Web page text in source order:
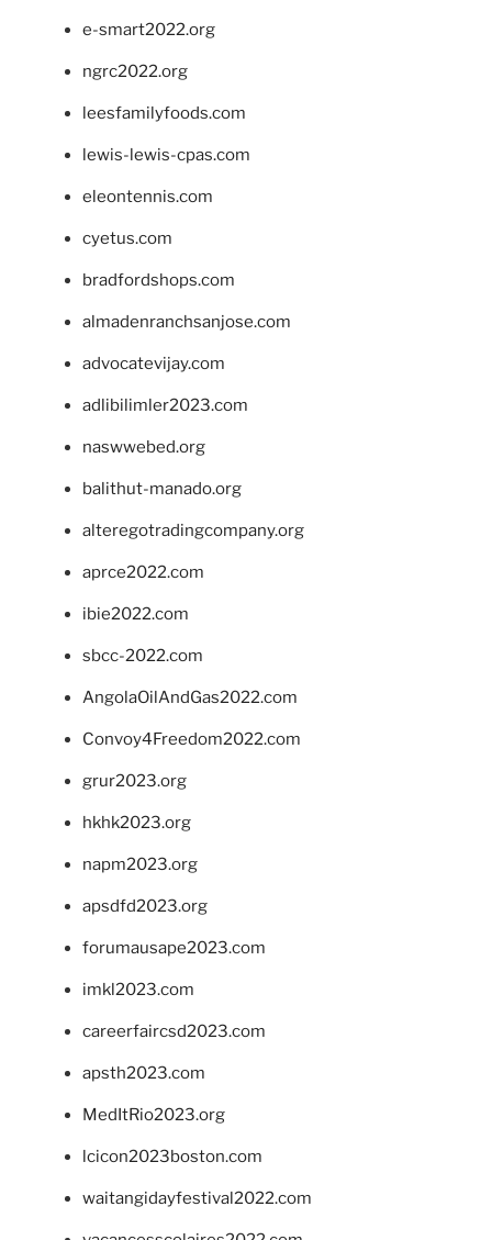
e-smart2022.org
ngrc2022.org
leesfamilyfoods.com
lewis-lewis-cpas.com
eleontennis.com
cyetus.com
bradfordshops.com
almadenranchsanjose.com
advocatevijay.com
adlibilimler2023.com
naswwebed.org
balithut-manado.org
alteregotradingcompany.org
aprce2022.com
ibie2022.com
sbcc-2022.com
AngolaOilAndGas2022.com
Convoy4Freedom2022.com
grur2023.org
hkhk2023.org
napm2023.org
apsdfd2023.org
forumausape2023.com
imkl2023.com
careerfaircsd2023.com
apsth2023.com
MedItRio2023.org
lcicon2023boston.com
waitangidayfestival2022.com